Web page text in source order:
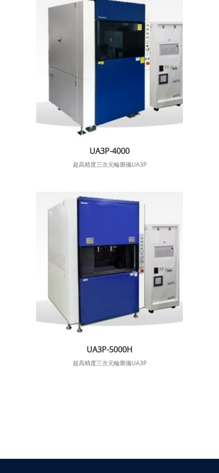
UA3P-4000
超高精度三次元輪廓儀UA3P
UA3P-5000H
超高精度三次元輪廓儀UA3P